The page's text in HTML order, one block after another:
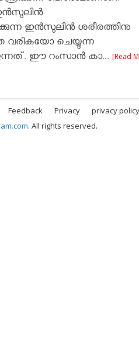
ഇൻസുലിൻ ശരീരത്തിനു
വരികയോ ചെയ്യുന്ന
ഈ റംസാൻ കാ... [Read
Feedback Privacy privacy policy
. All rights reserved.